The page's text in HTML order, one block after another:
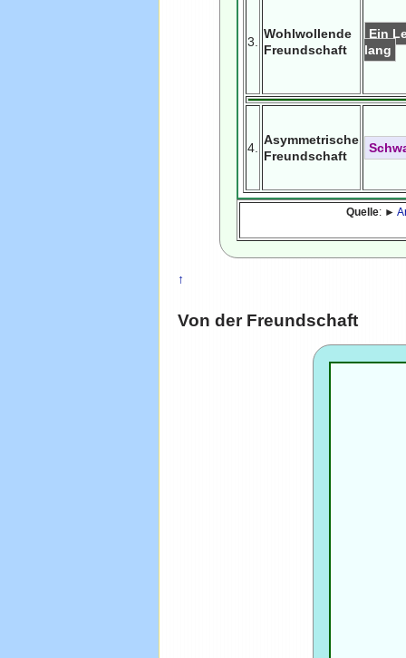
3.
Wohlwollende
Freundschaft
Ein
lang
4.
Asymmetrische
Freundschaft
Quelle: ►
↑
Von der Freundschaft